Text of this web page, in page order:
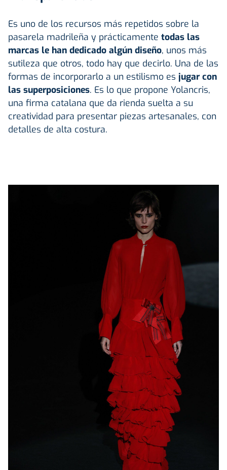
Es uno de los recursos más repetidos sobre la
pasarela madrileña y prácticamente todas las
marcas le han dedicado algún diseño, unos más
sutileza que otros, todo hay que decirlo. Una de las
formas de incorporarlo a un estilismo es jugar con
las superposiciones. Es lo que propone Yolancris,
una firma catalana que da rienda suelta a su
creatividad para presentar piezas artesanales, con
detalles de alta costura.